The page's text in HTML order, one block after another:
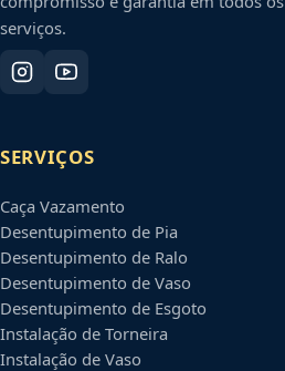
serviços.
SERVIÇOS
Caça Vazamento
Desentupimento de Pia
Desentupimento de Ralo
Desentupimento de Vaso
Desentupimento de Esgoto
Instalação de Torneira
Instalação de Vaso